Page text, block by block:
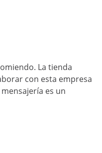
La tienda
con esta empresa
es un